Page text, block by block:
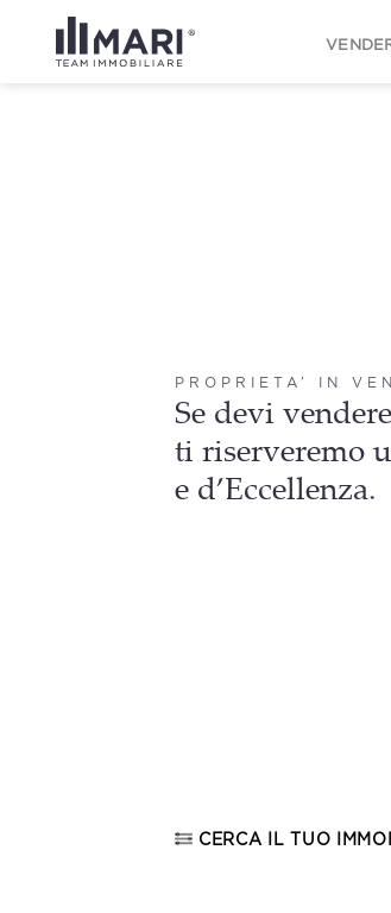
PROPRIETA’ IN
Se devi
ti riserveremo
e d’Eccellenza.
CERCA IL TUO